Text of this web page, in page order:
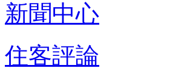
新聞中心
住客評論